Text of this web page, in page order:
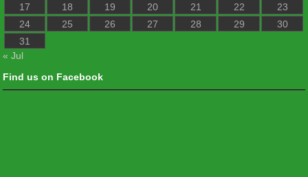
17
18 19 20 21 22
23
24
25 26 27 28 29
30
31
« Jul
Find us on Facebook